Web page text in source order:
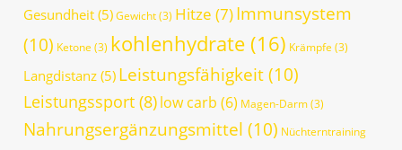
Gesundheit (5)Gewicht(3) Hitze (7)Immunsystem
(10) Ketone (3) kohlenhydrate (16) Krämpfe (3)
Langdistanz (5) Leistungsfähigkeit(10)
Leistungssport (8)low carb (6) Magen-Darm(3)
Nahrungsergänzungsmittel (10) Nüchterntraining